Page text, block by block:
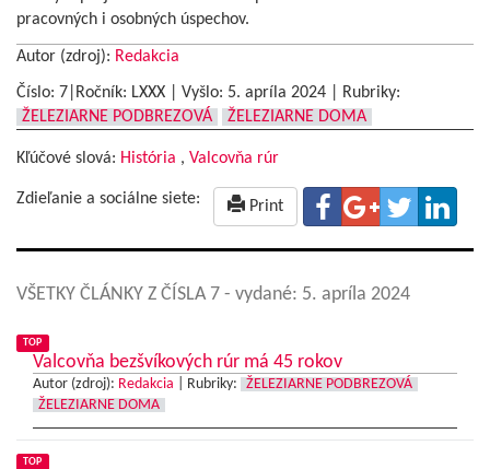
pracovných i osobných úspechov.
Autor (zdroj): Redakcia
Číslo: 7|Ročník: LXXX | Vyšlo: 5. apríla 2024
Rubriky:
ŽELEZIARNE PODBREZOVÁ
ŽELEZIARNE DOMA
Kľúčové slová: História , Valcovňa rúr
Zdieľanie a sociálne siete: Print
VŠETKY ČLÁNKY Z ČÍSLA 7 - vydané: 5. apríla 2024
TOP
Valcovňa bezšvíkových rúr má 45 rokov
Autor (zdroj): Redakcia Rubriky:
ŽELEZIARNE PODBREZOVÁ
ŽELEZIARNE DOMA
TOP